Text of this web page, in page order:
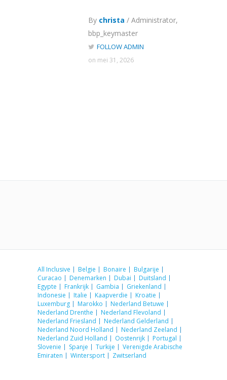
By christa / Administrator,
bbp_keymaster
FOLLOW ADMIN
on mei 31, 2026
All Inclusive Belgie Bonaire
Bulgarije
Curacao
Denemarken Dubai
Duitsland
Egypte
Frankrijk Gambia
Griekenland
Indonesie
Italie Kaapverdie
Kroatie
Luxemburg
Marokko
Nederland Betuwe
Nederland Drenthe
Nederland Flevoland
Nederland Friesland
Nederland Gelderland
Nederland Noord Holland
Nederland Zeeland
Nederland Zuid Holland
Oostenrijk
Portugal
Slovenie
Spanje Turkije
Verenigde Arabische
Emiraten
Wintersport Zwitserland